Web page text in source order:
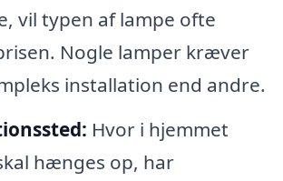
vil typen af lampe ofte
Nogle lamper kræver
installation end andre.
Hvor i hjemmet
hænges op, har